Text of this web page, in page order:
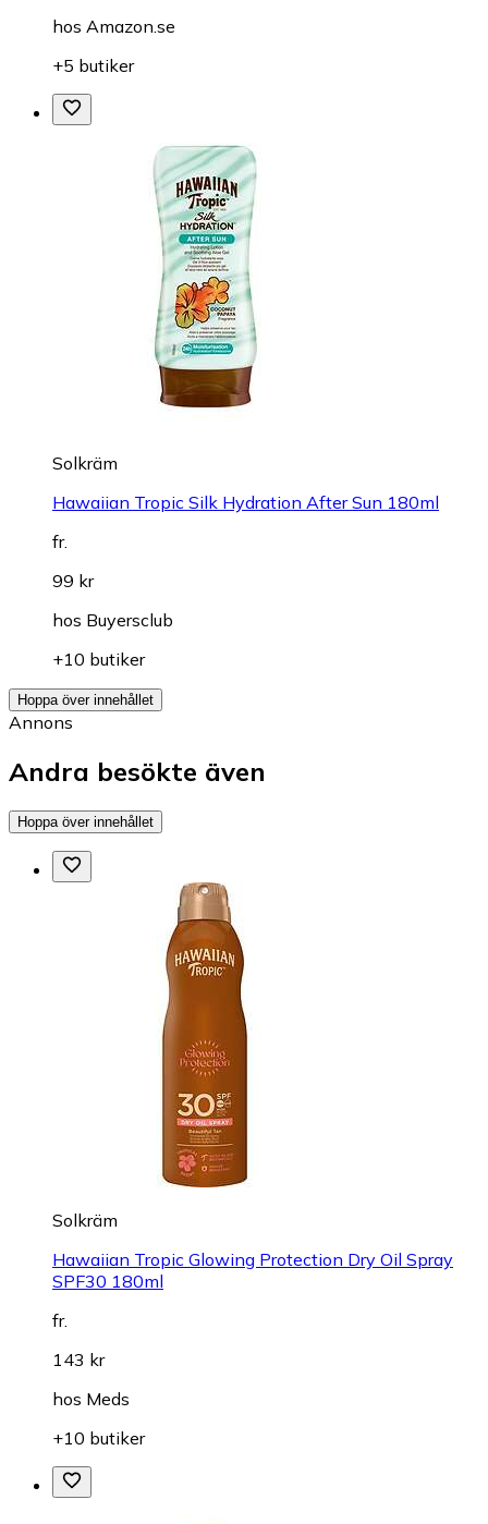
hos Amazon.se
+5 butiker
Solkräm
Hawaiian Tropic Silk Hydration After Sun 180ml
fr.
99 kr
hos Buyersclub
+10 butiker
Hoppa över innehållet
Annons
Andra besökte även
Hoppa över innehållet
Solkräm
Hawaiian Tropic Glowing Protection Dry Oil Spray
SPF30 180ml
fr.
143 kr
hos Meds
+10 butiker